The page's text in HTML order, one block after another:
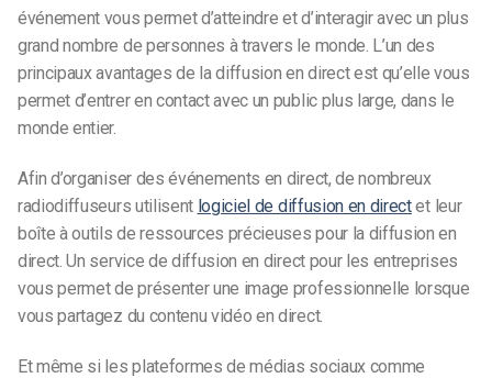
événement vous permet d’atteindre et d’interagir avec un plus
grand nombre de personnes à travers le monde. L’un des
principaux avantages de la diffusion en direct est qu’elle vous
permet d’entrer en contact avec un public plus large, dans le
monde entier.
Afin d’organiser des événements en direct, de nombreux
radiodiffuseurs utilisent logiciel de diffusion en directet leur
boîte à outils de ressources précieuses pour la diffusion en
direct. Un service de diffusion en direct pour les entreprises
vous permet de présenter une image professionnelle lorsque
vous partagez du contenu vidéo en direct.
Et même si les plateformes de médias sociaux comme